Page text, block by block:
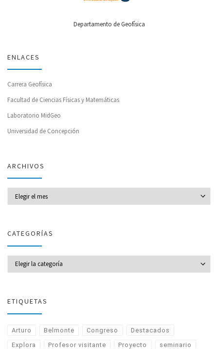
Departamento de Geofísica
ENLACES
Carrera Geofísica
Facultad de Ciencias Físicas y Matemáticas
Laboratorio MidGeo
Universidad de Concepción
ARCHIVOS
CATEGORÍAS
ETIQUETAS
Arturo Belmonte Congreso Destacados
Explora Profesor visitante Proyecto seminario